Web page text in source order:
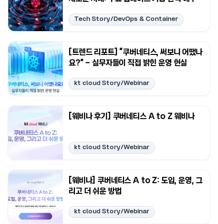
Tech Story/DevOps & Container
[트렌드 리포트] “쿠버네티스, 써보니 어땠나
요?” – 실무자들이 직접 밝힌 운영 현실
kt cloud Story/Webinar
[웨비나 후기] 쿠버네티스 A to Z 웨비나
kt cloud Story/Webinar
[웨비나] 쿠버네티스 A to Z: 도입, 운영, 그
리고 더 쉬운 방법
kt cloud Story/Webinar